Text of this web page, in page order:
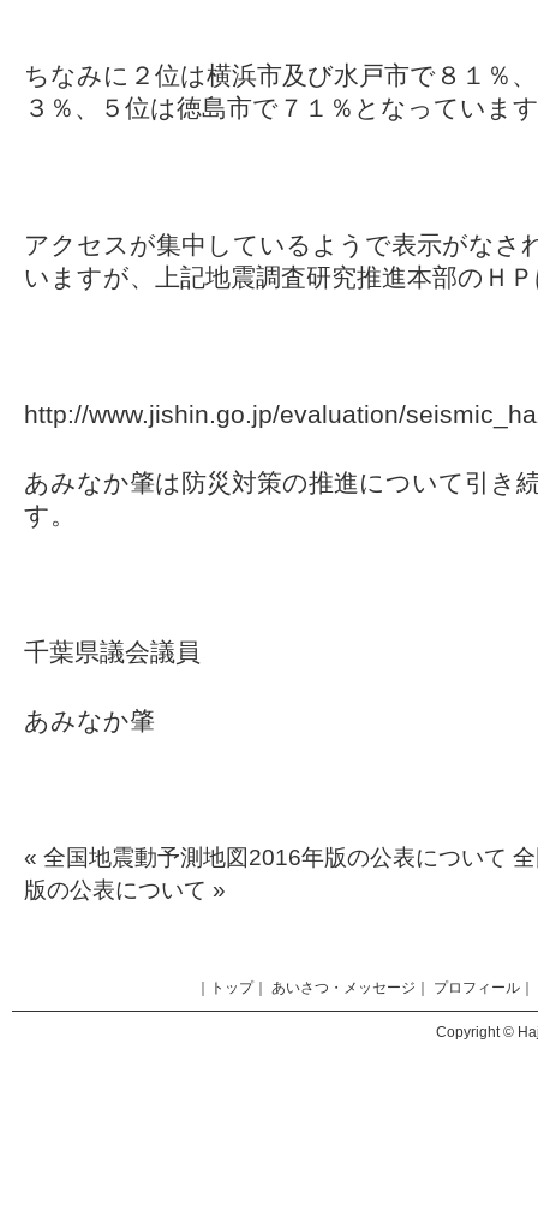
ちなみに２位は横浜市及び水戸市で８１％
３％、５位は徳島市で７１％となっていま
アクセスが集中しているようで表示がなさ
いますが、上記地震調査研究推進本部のＨ
http://www.jishin.go.jp/evaluation/
あみなか肇は防災対策の推進について引き
す。
千葉県議会議員
あみなか肇
« 全国地震動予測地図2016年版の公表について
版の公表について »
トップ｜ あいさつ・メッセージ プロフィール
Copyright ©